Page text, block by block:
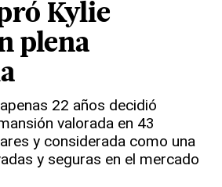
Kylie
plena
22 años decidió
valorada en 43
y considerada como una
y seguras en el mercado